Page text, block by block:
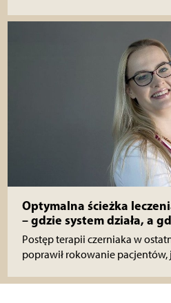
Optymalna ścieżka
– gdzie system działa, a
Postęp terapii czerniaka w
poprawił rokowanie pacjentów,